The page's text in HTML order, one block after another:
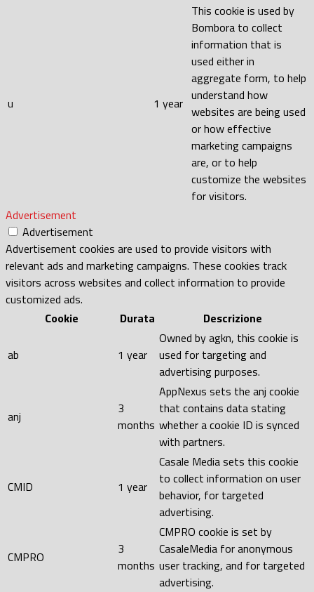
u 1 year
This cookie is used by
Bombora to collect
information that is
used either in
aggregate form, to help
understand how
websites are being used
or how effective
marketing campaigns
are, or to help
customize the websites
for visitors.
Advertisement
Advertisement
Advertisement cookies are used to provide visitors with
relevant ads and marketing campaigns. These cookies track
visitors across websites and collect information to provide
customized ads.
Cookie
Durata Descrizione
ab 1 year
Owned by agkn, this cookie is
used for targeting and
advertising purposes.
anj
3
months
AppNexus sets the anj cookie
that contains data stating
whether a cookie ID is synced
with partners.
CMID 1 year
Casale Media sets this cookie
to collect information on user
behavior, for targeted
advertising.
CMPRO
3
months
CMPRO cookie is set by
CasaleMedia for anonymous
user tracking, and for targeted
advertising.